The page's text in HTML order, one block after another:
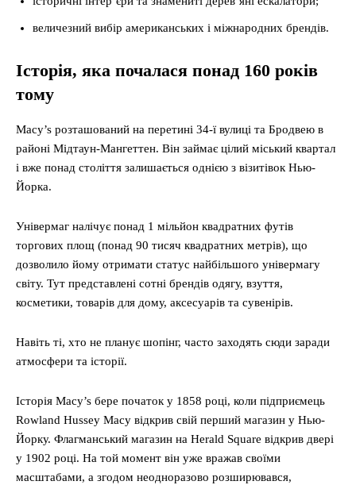
величезний вибір американських і міжнародних брендів.
Історія, яка почалася понад 160 років
тому
Macy’s розташований на перетині 34-ї вулиці та Бродвею в
районі Мідтаун-Мангеттен. Він займає цілий міський квартал
і вже понад століття залишається однією з візитівок Нью-
Йорка.
Універмаг налічує понад 1 мільйон квадратних футів
торгових площ (понад 90 тисяч квадратних метрів), що
дозволило йому отримати статус найбільшого універмагу
світу. Тут представлені сотні брендів одягу, взуття,
косметики, товарів для дому, аксесуарів та сувенірів.
Навіть ті, хто не планує шопінг, часто заходять сюди заради
атмосфери та історії.
Історія Macy’s бере початок у 1858 році, коли підприємець
Rowland Hussey Macy відкрив свій перший магазин у Нью-
Йорку. Флагманський магазин на Herald Square відкрив двері
у 1902 році. На той момент він уже вражав своїми
масштабами, а згодом неодноразово розширювався,